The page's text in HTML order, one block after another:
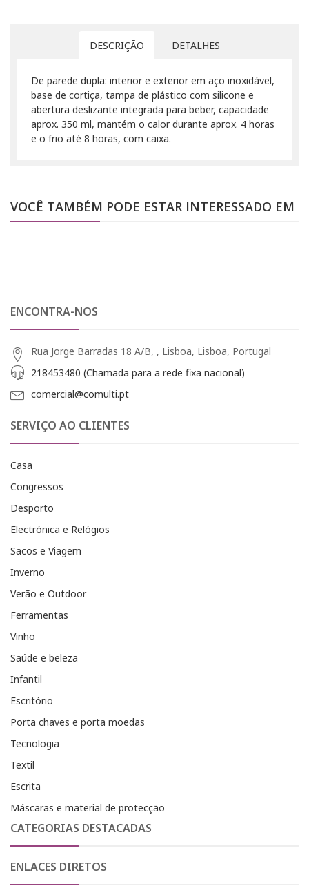
DESCRIÇÃO DETALHES
De parede dupla: interior e exterior em aço inoxidável,
base de cortiça, tampa de plástico com silicone e
abertura deslizante integrada para beber, capacidade
aprox. 350 ml, mantém o calor durante aprox. 4 horas
e o frio até 8 horas, com caixa.
VOCÊ TAMBÉM PODE ESTAR INTERESSADO EM
ENCONTRA-NOS
Rua Jorge Barradas 18 A/B, , Lisboa, Lisboa, Portugal
218453480 (Chamada para a rede fixa nacional)
comercial@comulti.pt
SERVIÇO AO CLIENTES
Casa
Congressos
Desporto
Electrónica e Relógios
Sacos e Viagem
Inverno
Verão e Outdoor
Ferramentas
Vinho
Saúde e beleza
Infantil
Escritório
Porta chaves e porta moedas
Tecnologia
Textil
Escrita
Máscaras e material de protecção
CATEGORIAS DESTACADAS
ENLACES DIRETOS